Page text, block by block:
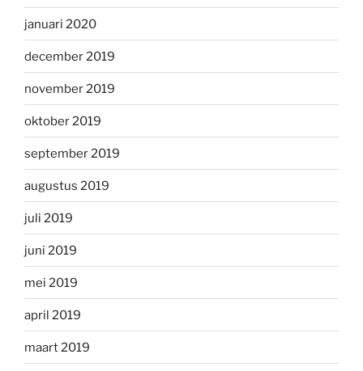
januari 2020
december 2019
november 2019
oktober 2019
september 2019
augustus 2019
juli 2019
juni 2019
mei 2019
april 2019
maart 2019